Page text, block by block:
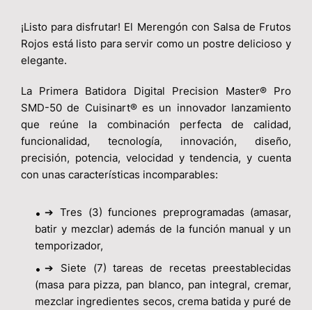
¡Listo para disfrutar! El Merengón con Salsa de Frutos
Rojos está listo para servir como un postre delicioso y
elegante.
La Primera Batidora Digital Precision Master® Pro
SMD-50 de Cuisinart® es un innovador lanzamiento
que reúne la combinación perfecta de calidad,
funcionalidad, tecnología, innovación, diseño,
precisión, potencia, velocidad y tendencia, y cuenta
con unas características incomparables:
➔ Tres (3) funciones preprogramadas (amasar,
batir y mezclar) además de la función manual y un
temporizador,
➔
Siete (7) tareas de recetas preestablecidas
(masa para pizza, pan blanco, pan integral, cremar,
mezclar ingredientes secos, crema batida y puré de